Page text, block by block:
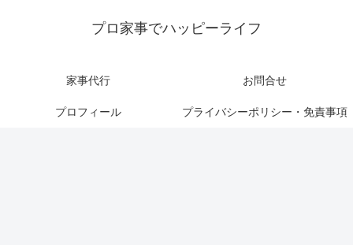
プロ家事でハッピーライフ
家事代行 お問合せ
プロフィール プライバシーポリシー・免責事項